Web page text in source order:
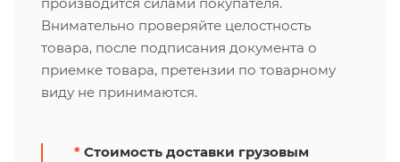
производится силами покупателя.
Внимательно проверяйте целостность
товара, после подписания документа о
приемке товара, претензии по товарному
виду не принимаются.
* Стоимость доставки грузовым